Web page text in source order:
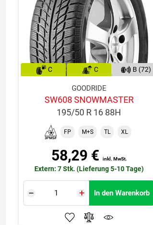
C C B (72)
GOODRIDE
SW608 SNOWMASTER
195/50 R 16 88H
FP M+S TL XL
58,29 € inkl. MwSt.
Extern: 7 Stk. (Lieferung 5-10 Tage)
In den Warenkorb